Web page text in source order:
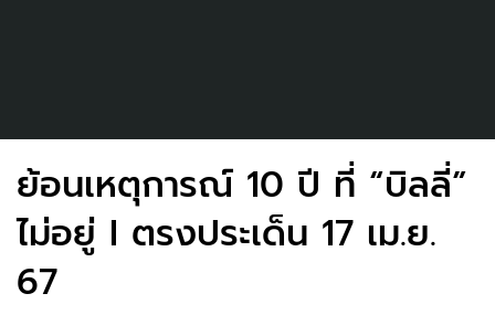
ย้อนเหตุการณ์ 10 ปี ที่ “บิลลี่”
ไม่อยู่ I ตรงประเด็น 17 เม.ย.
67